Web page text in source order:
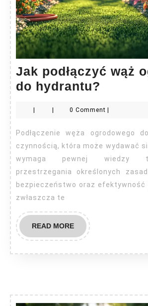
Jak podłączyć wąż
do hydrantu?
wąż
do
| | 0 Comment |
Podłączenie węża ogrodowego do hydrantu jest
czynnością, która może wydawać
wymaga pewnej wiedzy
przestrzegania określonych
bezpieczeństwo oraz efektywność
zwłaszcza te
READ MOREREAD
MORE